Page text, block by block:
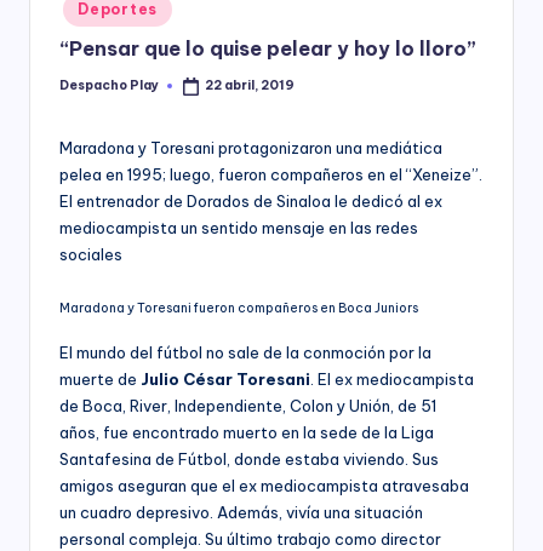
y
in
Deportes
“Pensar que lo quise pelear y hoy lo lloro”
Posted
Despacho Play 22 abril, 2019
Maradona y Toresani protagonizaron una mediática
pelea en 1995; luego, fueron compañeros en el “Xeneize”.
El entrenador de Dorados de Sinaloa le dedicó al ex
mediocampista un sentido mensaje en las redes
sociales
Maradona y Toresani fueron compañeros en Boca Juniors
El mundo del fútbol no sale de la conmoción por la
muerte de Julio César Toresani. El ex mediocampista
de Boca, River, Independiente, Colon y Unión, de 51
años, fue encontrado muerto en la sede de la Liga
Santafesina de Fútbol, donde estaba viviendo. Sus
amigos aseguran que el ex mediocampista atravesaba
un cuadro depresivo. Además, vivía una situación
personal compleja. Su último trabajo como director